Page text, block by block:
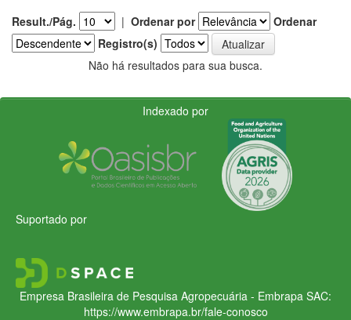
Result./Pág. | Ordenar por
Ordenar
Registro(s)
Não há resultados para sua busca.
Indexado por
Suportado por
Empresa Brasileira de Pesquisa Agropecuária - Embrapa SAC:
https://www.embrapa.br/fale-conosco